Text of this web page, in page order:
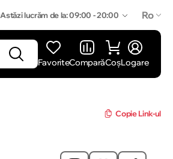
Astăzi lucrăm de la: 09:00 - 20:00 Ro
FavoriteComparăCoșLogare
Copie Link-ul